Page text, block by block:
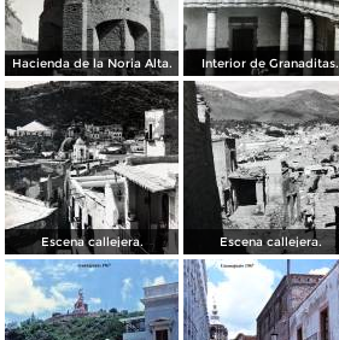
Hacienda de la Noria Alta. Interior de Granaditas.
Escena callejera. Escena callejera.